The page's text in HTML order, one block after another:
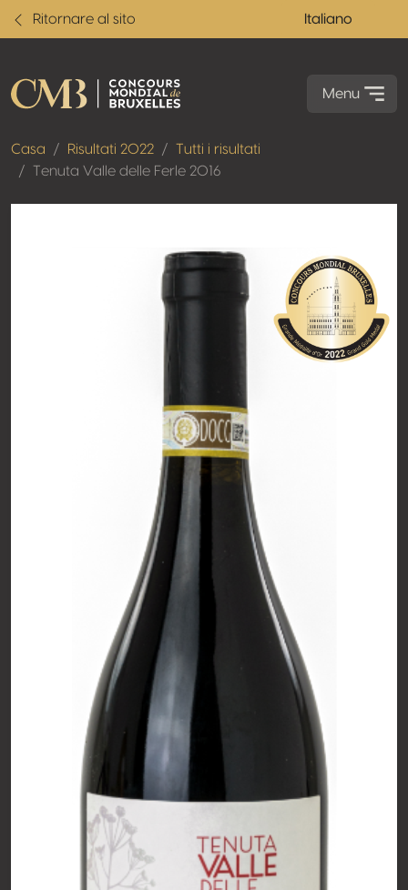
Ritornare al sito Italiano
Menu
Casa Risultati 2022
Tutti i risultati
Tenuta Valle delle Ferle 2016